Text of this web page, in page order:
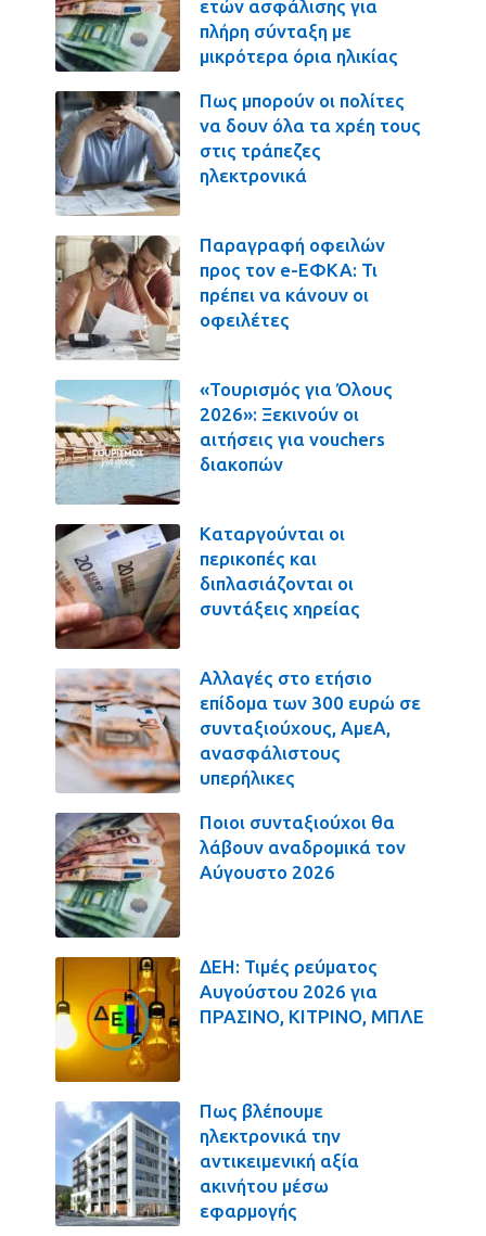
ετών ασφάλισης για
πλήρη σύνταξη με
μικρότερα όρια ηλικίας
Πως μπορούν οι πολίτες
να δουν όλα τα χρέη τους
στις τράπεζες
ηλεκτρονικά
Παραγραφή οφειλών
προς τον e-ΕΦΚΑ: Τι
πρέπει να κάνουν οι
οφειλέτες
«Τουρισμός για Όλους
2026»: Ξεκινούν οι
αιτήσεις για vouchers
διακοπών
Καταργούνται οι
περικοπές και
διπλασιάζονται οι
συντάξεις χηρείας
Αλλαγές στο ετήσιο
επίδομα των 300 ευρώ σε
συνταξιούχους, ΑμεΑ,
ανασφάλιστους
υπερήλικες
Ποιοι συνταξιούχοι θα
λάβουν αναδρομικά τον
Αύγουστο 2026
ΔΕΗ: Τιμές ρεύματος
Αυγούστου 2026 για
ΠΡΑΣΙΝΟ, ΚΙΤΡΙΝΟ, ΜΠΛΕ
Πως βλέπουμε
ηλεκτρονικά την
αντικειμενική αξία
ακινήτου μέσω
εφαρμογής